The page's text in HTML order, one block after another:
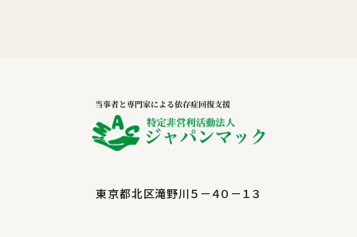
東京都北区滝野川５－４０－１３